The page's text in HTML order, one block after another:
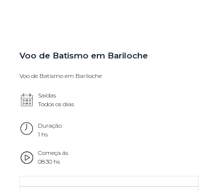
Voo de Batismo em Bariloche
Voo de Batismo em Bariloche
Saídas
Todos os dias
Duração
1 hs
Começa ás
08:30 hs